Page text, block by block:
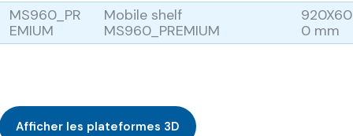
MS960_PR
EMIUM
Mobile shelf
MS960_PREMIUM
0 mm
Afficher les plateformes 3D